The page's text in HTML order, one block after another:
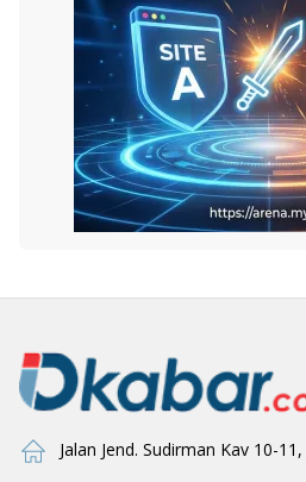
Jalan Jend. Sudirman Kav 10-